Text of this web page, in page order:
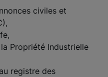
civiles et
Propriété Industrielle
registre des